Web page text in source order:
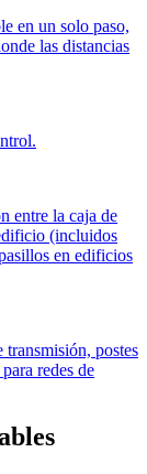
en un solo paso,
las distancias
entre la caja de
(incluidos
en edificios
transmisión, postes
redes de